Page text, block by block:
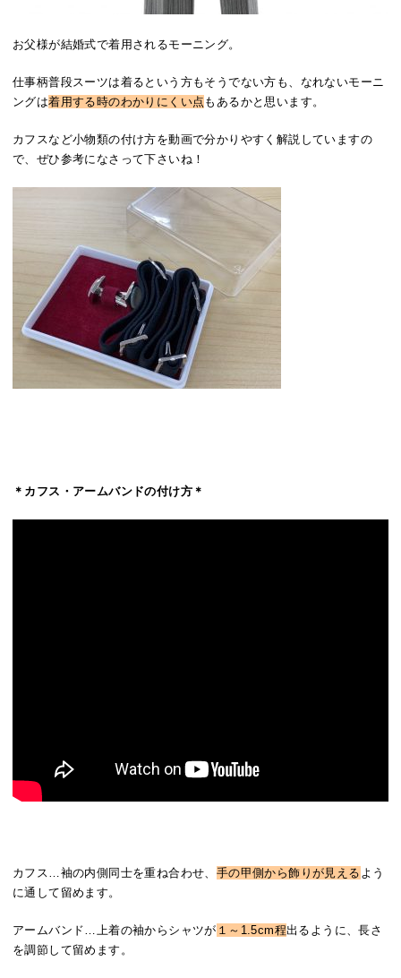
お父様が結婚式で着用されるモーニング。
仕事柄普段スーツは着るという方もそうでない方も、なれないモーニ
ングは着用する時のわかりにくい点 もあるかと思います。
カフスなど小物類の付け方を動画で分かりやすく解説していますの
で、ぜひ参考になさって下さいね！
＊カフス・アームバンドの付け方＊
カフス…袖の内側同士を重ね合わせ、 手の甲側から飾りが見える よう
に通して留めます。
アームバンド…上着の袖からシャツが １～1.5cm程出るように、長さ
を調節して留めます。